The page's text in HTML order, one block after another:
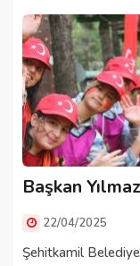
Başkan
22/04/2025
Şehitkamil